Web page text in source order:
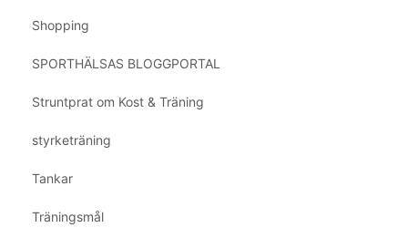
Shopping
SPORTHÄLSAS BLOGGPORTAL
Struntprat om Kost & Träning
styrketräning
Tankar
Träningsmål